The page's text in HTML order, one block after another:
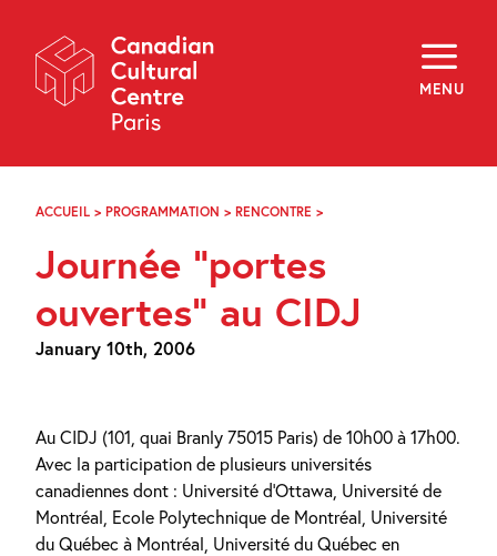
Navigation
MENU
About
Programming
Off-Site
Explore
Archives
i
ACCUEIL > PROGRAMMATION > RENCONTRE >
AU
Journée “portes
ouvertes” au CIDJ
January 10th, 2006
Au CIDJ (101, quai Branly 75015 Paris) de 10h00 à 17h00.
Avec la participation de plusieurs universités
canadiennes dont : Université d’Ottawa, Université de
Montréal, Ecole Polytechnique de Montréal, Université
du Québec à Montréal, Université du Québec en